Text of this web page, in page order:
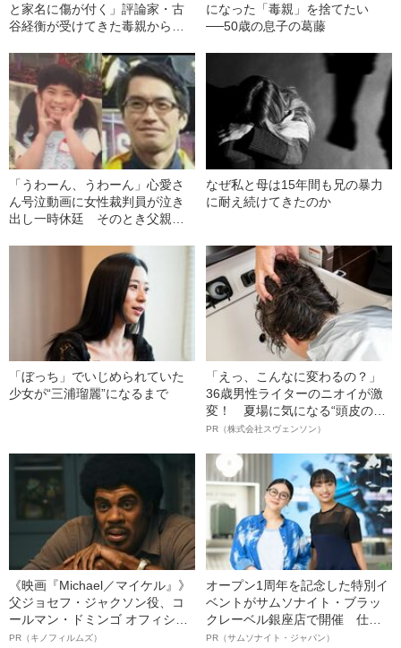
と家名に傷が付く」評論家・古
谷経衡が受けてきた毒親からの
になった「毒親」を捨てたい
──50歳の息子の葛藤
「うわーん、うわーん」心愛さ
ん号泣動画に女性裁判員が泣き
出し一時休廷 そのとき父親
なぜ私と母は15年間も兄の暴力
に耐え続けてきたのか
「ぼっち」でいじめられていた
少女が“三浦瑠麗”になるまで
「えっ、こんなに変わるの？」
36歳男性ライターのニオイが激
変！ 夏場に気になる“頭皮のニ
オイ”や“ベタつき”を解消す
ト”が生み出した徹底ケアとは
PR（株式会社スヴェンソン）
《映画『Michael／マイケル』》
父ジョセフ・ジャクソン役、コ
ールマン・ドミンゴ オフィシャ
ルインタビュー“観客を魅了した
PR（キノフィルムズ）
オープン1周年を記念した特別イ
ベントがサムソナイト・ブラッ
クレーベル銀座店で開催 仕事
も人生も自分らしく～笑顔あふ
PR（サムソナイト・ジャパン）